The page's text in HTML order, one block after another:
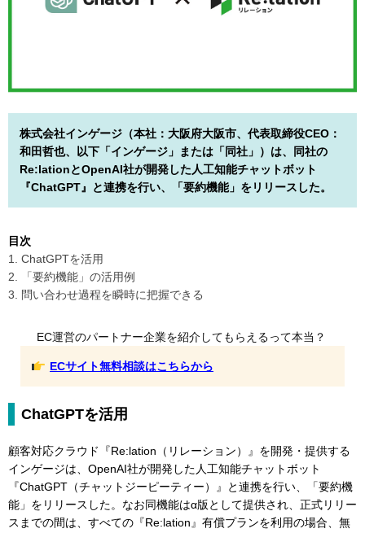
株式会社インゲージ（本社：大阪府大阪市、代表取締役CEO：
和田哲也、以下「インゲージ」または「同社」）は、同社の
Re:lationとOpenAI社が開発した人工知能チャットボット
『ChatGPT』と連携を行い、「要約機能」をリリースした。
目次
1. ChatGPTを活用
2. 「要約機能」の活用例
3. 問い合わせ過程を瞬時に把握できる
EC運営のパートナー企業を紹介してもらえるって本当？
ECサイト無料相談はこちらから
ChatGPTを活用
顧客対応クラウド『Re:lation（リレーション）』を開発・提供する
インゲージは、OpenAI社が開発した人工知能チャットボット
『ChatGPT（チャットジーピーティー）』と連携を行い、「要約機
能」をリリースした。なお同機能はα版として提供され、正式リリー
スまでの間は、すべての『Re:lation』有償プランを利用の場合、無